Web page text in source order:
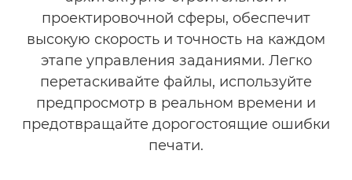
проектировочной сферы, обеспечит
высокую скорость и точность на каждом
этапе управления заданиями. Легко
перетаскивайте файлы, используйте
предпросмотр в реальном времени и
предотвращайте дорогостоящие ошибки
печати.